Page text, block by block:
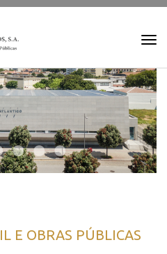
E OBRAS PÚBLICAS